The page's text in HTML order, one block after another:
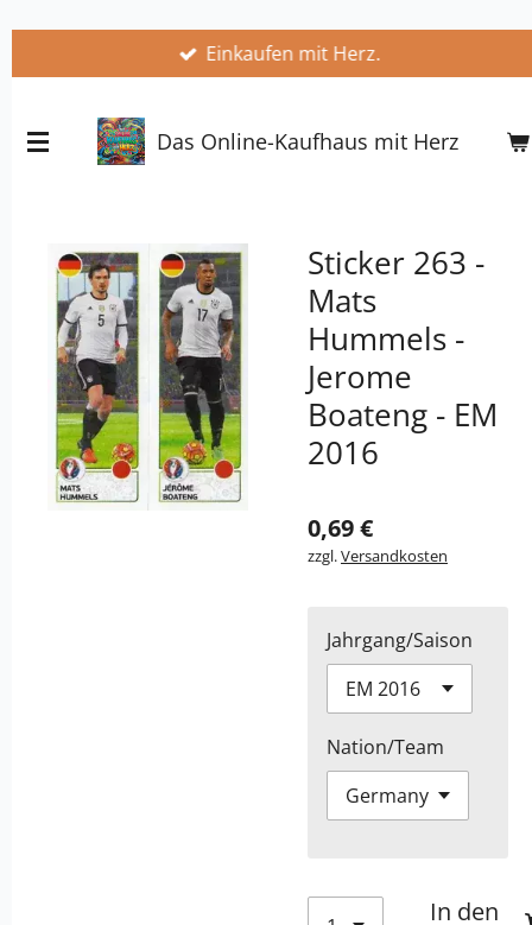
springen
Einkaufen mit Herz.
Das Online-Kaufhaus mit Herz
Sticker 263 -
Mats
Hummels -
Jerome
Boateng - EM
2016
0,69 €
zzgl.Versandkosten
Jahrgang/Saison
Nation/Team
In den